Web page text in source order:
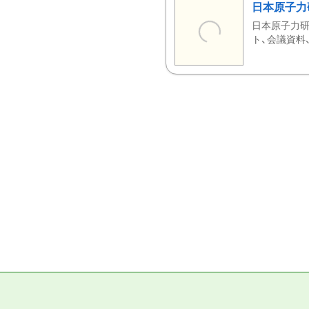
日本原子
日本原子力
ト、会議資